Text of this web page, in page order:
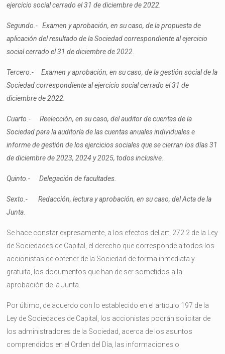
ejercicio social cerrado el 31 de diciembre de 2022.
Segundo.- Examen y aprobación, en su caso, de la propuesta de
aplicación del resultado de la Sociedad correspondiente al ejercicio
social cerrado el 31 de diciembre de 2022.
Tercero.- Examen y aprobación, en su caso, de la gestión social de la
Sociedad correspondiente al ejercicio social cerrado el 31 de
diciembre de 2022.
Cuarto.-Reelección, en su caso, del auditor de cuentas de la
Sociedad para la auditoría de las cuentas anuales individuales e
informe de gestión de los ejercicios sociales que se cierran los días 31
de diciembre de 2023, 2024 y 2025, todos inclusive.
Quinto.- Delegación de facultades.
Sexto.- Redacción, lectura y aprobación, en su caso, del Acta de la
Junta.
Se hace constar expresamente, a los efectos del art. 272.2 de la Ley
de Sociedades de Capital, el derecho que corresponde a todos los
accionistas de obtener de la Sociedad de forma inmediata y
gratuita, los documentos que han de ser sometidos a la
aprobación de la Junta.
Por último, de acuerdo con lo establecido en el artículo 197 de la
Ley de Sociedades de Capital, los accionistas podrán solicitar de
los administradores de la Sociedad, acerca de los asuntos
comprendidos en el Orden del Día, las informaciones o